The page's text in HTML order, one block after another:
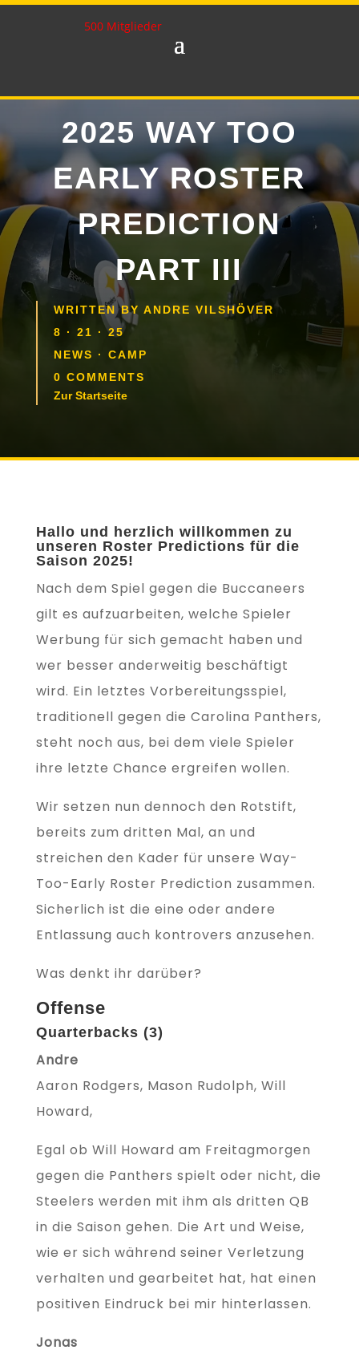
500 Mitglieder
2025 WAY TOO
EARLY ROSTER
PREDICTION
PART III
WRITTEN BY ANDRE VILSHÖVER
8 · 21 · 25
NEWS · CAMP
0 COMMENTS
Zur Startseite
Hallo und herzlich willkommen zu
unseren Roster Predictions für die
Saison 2025!
Nach dem Spiel gegen die Buccaneers
gilt es aufzuarbeiten, welche Spieler
Werbung für sich gemacht haben und
wer besser anderweitig beschäftigt
wird. Ein letztes Vorbereitungsspiel,
traditionell gegen die Carolina Panthers,
steht noch aus, bei dem viele Spieler
ihre letzte Chance ergreifen wollen.
Wir setzen nun dennoch den Rotstift,
bereits zum dritten Mal, an und
streichen den Kader für unsere Way-
Too-Early Roster Prediction zusammen.
Sicherlich ist die eine oder andere
Entlassung auch kontrovers anzusehen.
Was denkt ihr darüber?
Offense
Quarterbacks (3)
Andre
Aaron Rodgers, Mason Rudolph, Will
Howard,
Egal ob Will Howard am Freitagmorgen
gegen die Panthers spielt oder nicht, die
Steelers werden mit ihm als dritten QB
in die Saison gehen. Die Art und Weise,
wie er sich während seiner Verletzung
verhalten und gearbeitet hat, hat einen
positiven Eindruck bei mir hinterlassen.
Jonas